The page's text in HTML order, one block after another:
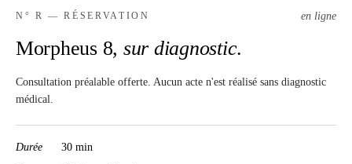
N° R — RÉSERVATION en ligne
Morpheus 8, sur diagnostic.
Consultation préalable offerte. Aucun acte n'est réalisé sans diagnostic
médical.
Durée
30 min